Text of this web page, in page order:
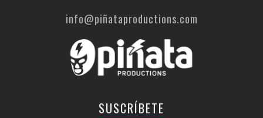
info@piñataproductions.com
SUSCRÍBETE